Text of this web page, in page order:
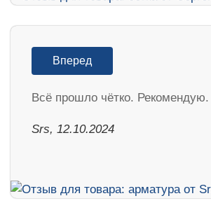
Вперед
Всё прошло чётко. Рекомендую.
Srs, 12.10.2024